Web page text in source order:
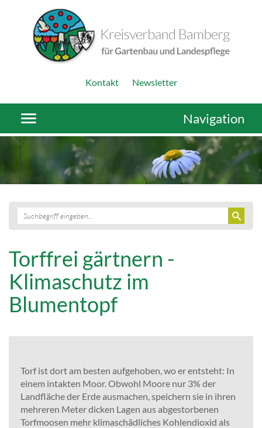
Kontakt Newsletter
Navigation
Torffrei gärtnern -
Klimaschutz im
Blumentopf
Torf ist dort am besten aufgehoben, wo er entsteht: In
einem intakten Moor. Obwohl Moore nur 3% der
Landfläche der Erde ausmachen, speichern sie in ihren
mehreren Meter dicken Lagen aus abgestorbenen
Torfmoosen mehr klimaschädliches Kohlendioxid als